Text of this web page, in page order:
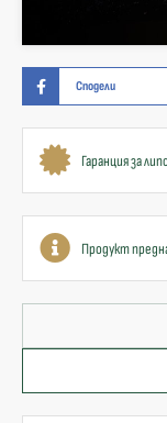
Сподели
Гаранция за
Продукт